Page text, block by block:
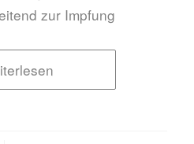
zur Impfung